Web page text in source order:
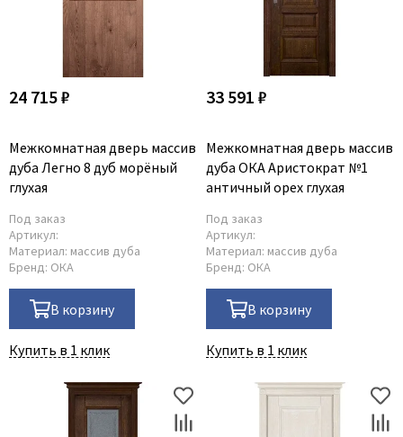
24 715 ₽
Межкомнатная дверь массив
дуба Легно 8 дуб морёный
глухая
Под заказ
Артикул:
Материал: массив дуба
Бренд: ОКА
В корзину
Купить в 1 клик
33 591 ₽
Межкомнатная дверь массив
дуба ОКА Аристократ №1
античный орех глухая
Под заказ
Артикул:
Материал: массив дуба
Бренд: ОКА
В корзину
Купить в 1 клик